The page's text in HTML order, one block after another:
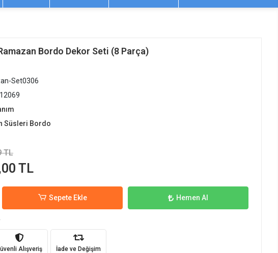
Bordo Dekor Seti (8 Parça)
Set0306
Süsleri Bordo
TL
TL
Sepete Ekle Hemen Al
Alışveriş İade ve Değişim